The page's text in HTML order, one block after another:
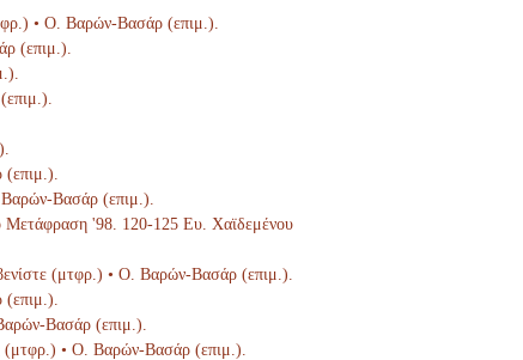
• Ο. Βαρών-Βασάρ (επιμ.).
(επιμ.).
Βασάρ (επιμ.).
Μετάφραση '98. 120-125 Ευ. Χαϊδεμένου
(μτφρ.) • Ο. Βαρών-Βασάρ (επιμ.).
Βασάρ (επιμ.).
• Ο. Βαρών-Βασάρ (επιμ.).